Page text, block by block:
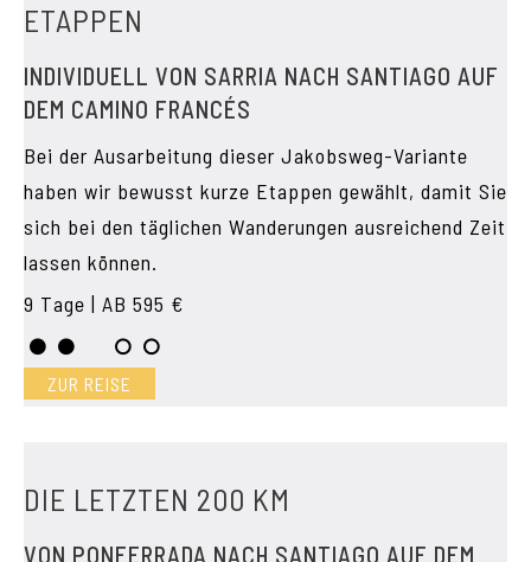
ETAPPEN
INDIVIDUELL VON SARRIA NACH SANTIAGO AUF
DEM CAMINO FRANCÉS
Bei der Ausarbeitung dieser Jakobsweg-Variante
haben wir bewusst kurze Etappen gewählt, damit Sie
sich bei den täglichen Wanderungen ausreichend Zeit
lassen können.
9 Tage | AB 595 €
ZUR REISE
DIE LETZTEN 200 KM
VON PONFERRADA NACH SANTIAGO AUF DEM